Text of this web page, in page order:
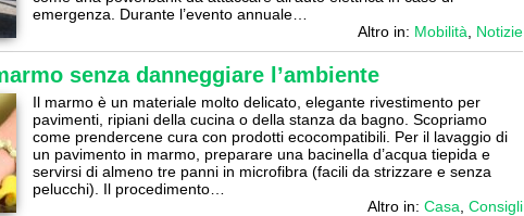
emergenza. Durante l’evento annuale…
Altro in: Mobilità Notizie
senza danneggiare l’ambiente
Il marmo è un materiale molto delicato, elegante rivestimento per
pavimenti, ripiani della cucina o della stanza da bagno. Scopriamo
come prendercene cura con prodotti ecocompatibili. Per il lavaggio di
un pavimento in marmo, preparare una bacinella d’acqua tiepida e
servirsi di almeno tre panni in microfibra (facili da strizzare e senza
pelucchi). Il procedimento…
Altro in: Casa Consigli